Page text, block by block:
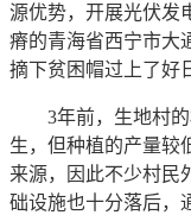
源优势，开展光伏发
瘠的青海省西宁市大
摘下贫困帽过上了好
3年前，生地村的
生，但种植的产量较
来源，因此不少村民
础设施也十分落后，